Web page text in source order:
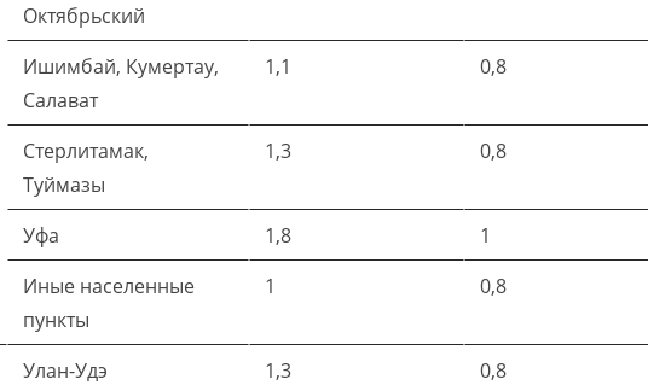
Октябрьский
Ишимбай, Кумертау,
Салават
1,1 0,8
Стерлитамак,
Туймазы
1,3 0,8
Уфа 1,8
1
Иные населенные
пункты
1 0,8
Улан-Удэ 1,3
0,8